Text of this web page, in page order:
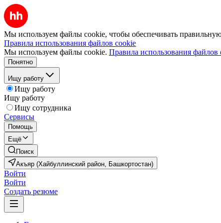
Мы используем файлы cookie, чтобы обеспечивать
Правила использования файлов cookie
Мы используем файлы cookie. Правила использования файлов
Понятно
Ищу работу
Ищу работу
Ищу работу
Ищу сотрудника
Сервисы
Помощь
Ещё
Поиск
Акъяр (Хайбуллинский район, Башкортостан)
Войти
Войти
Создать резюме